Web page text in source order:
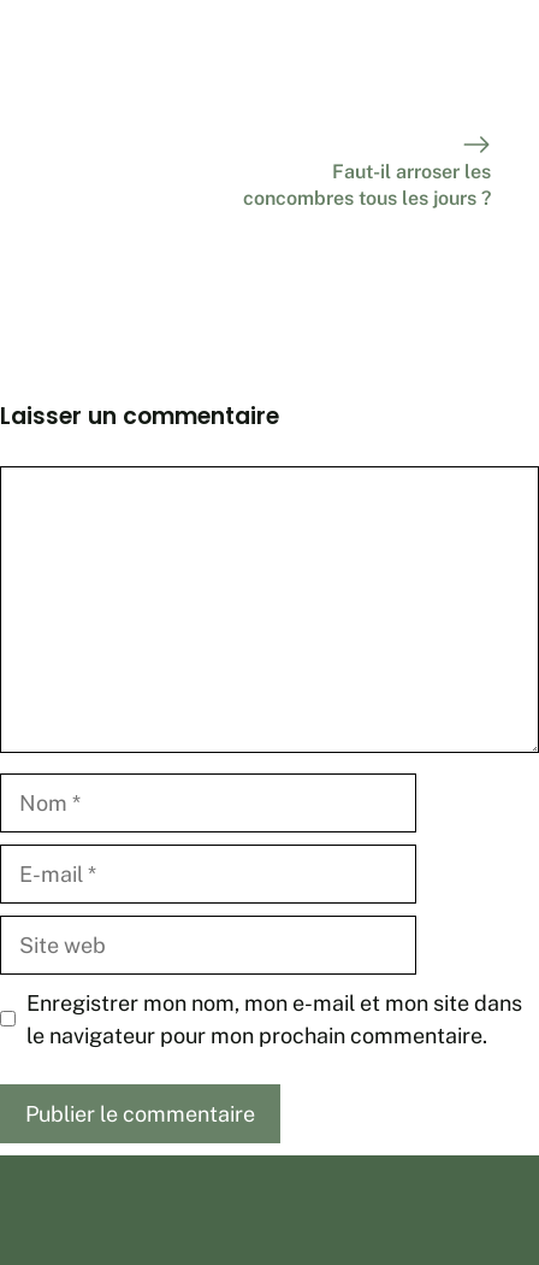
Faut-il arroser les
concombres tous les jours ?
Laisser un commentaire
Enregistrer mon nom, mon e-mail et mon site dans
le navigateur pour mon prochain commentaire.